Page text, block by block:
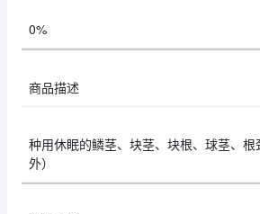
0%
商品描述
种用休眠的鳞茎、块茎、块根、球茎、
外）